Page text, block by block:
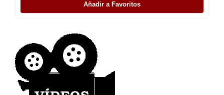
Añadir a Favoritos